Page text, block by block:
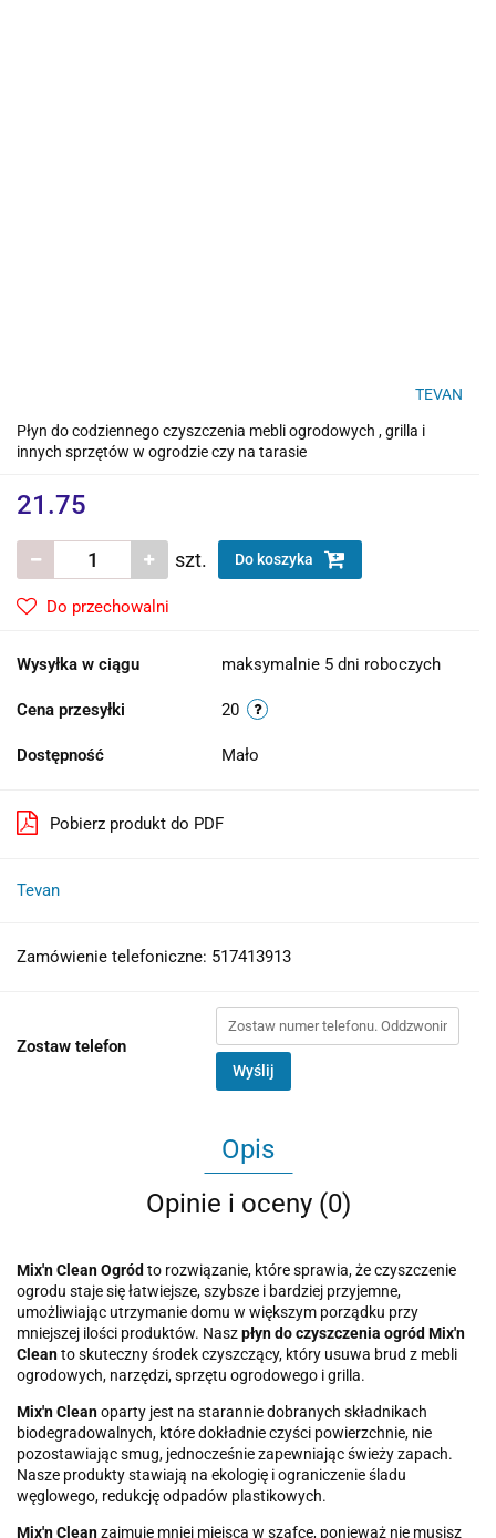
TEVAN
Płyn do codziennego czyszczenia mebli ogrodowych , grilla i
innych sprzętów w ogrodzie czy na tarasie
21.75
szt. Do koszyka
Do przechowalni
Wysyłka w ciągu maksymalnie 5 dni roboczych
Cena przesyłki 20
Dostępność Mało
Pobierz produkt do PDF
Tevan
Zamówienie telefoniczne: 517413913
Zostaw telefon
Wyślij
Opis
Opinie i oceny (0)
Mix'n Clean Ogród to rozwiązanie, które sprawia, że czyszczenie
ogrodu staje się łatwiejsze, szybsze i bardziej przyjemne,
umożliwiając utrzymanie domu w większym porządku przy
mniejszej ilości produktów. Naszpłyn do czyszczenia ogród Mix'n
Cleanto skuteczny środek czyszczący, który usuwa brud z mebli
ogrodowych, narzędzi, sprzętu ogrodowego i grilla.
Mix'n Cleanoparty jest na starannie dobranych składnikach
biodegradowalnych, które dokładnie czyści powierzchnie, nie
pozostawiając smug, jednocześnie zapewniając świeży zapach.
Nasze produkty stawiają na ekologię i ograniczenie śladu
węglowego, redukcję odpadów plastikowych.
Mix'n Cleanzajmuje mniej miejsca w szafce, ponieważ nie musisz